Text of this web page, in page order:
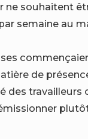
ne souhaitent
semaine au
de
des travailleurs